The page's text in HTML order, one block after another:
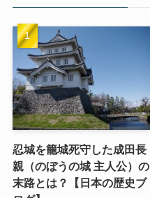
忍城を籠城死守した成田長
親（のぼうの城 主人公）の
末路とは？【日本の歴史ブ